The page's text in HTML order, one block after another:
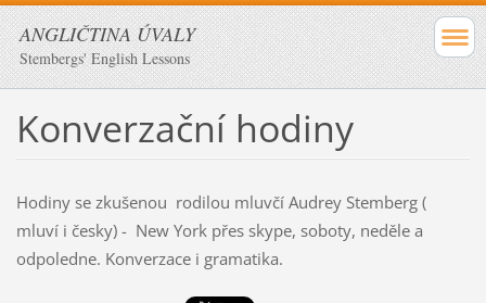
ANGLIČTINA ÚVALY
Stembergs' English Lessons
Konverzační hodiny
Hodiny se zkušenou rodilou mluvčí Audrey Stemberg (
mluví i česky) - New York přes skype, soboty, neděle a
odpoledne. Konverzace i gramatika.